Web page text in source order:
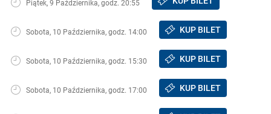
Piątek, 9 Października, godz. 20:55
Sobota, 10 Października, godz. 14:00 KUP BILET
Sobota, 10 Października, godz. 15:30 KUP BILET
Sobota, 10 Października, godz. 17:00 KUP BILET